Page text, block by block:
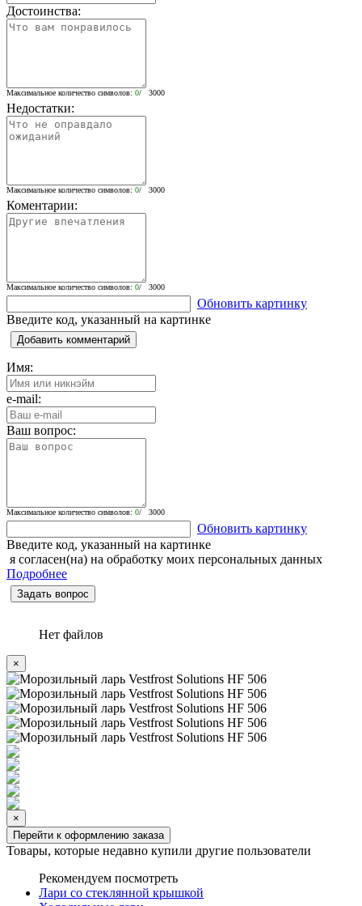
Достоинства:
Максимальное количество символов: 0/ 3000
Недостатки:
Максимальное количество символов: 0/ 3000
Коментарии:
Максимальное количество символов: 0/ 3000
Обновить картинку
Введите код, указанный на картинке
Добавить комментарий
Имя:
e-mail:
Ваш вопрос:
Максимальное количество символов: 0/ 3000
Обновить картинку
Введите код, указанный на картинке
я согласен(на) на обработку моих персональных данных
Подробнее
Задать вопрос
Нет файлов
×
×
Перейти к оформлению заказа
Товары, которые недавно купили другие пользователи
Рекомендуем посмотреть
Лари со стеклянной крышкой